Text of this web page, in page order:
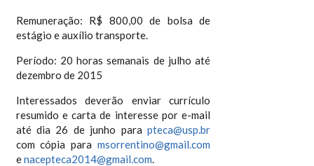
Remuneração: R$ 800,00 de bolsa de
estágio e auxílio transporte.
Período: 20 horas semanais de julho até
dezembro de 2015
Interessados deverão enviar currículo
resumido e carta de interesse por e-mail
até dia 26 de junho parapteca@usp.br
com cópia paramsorrentino@gmail.com
enacepteca2014@gmail.com.